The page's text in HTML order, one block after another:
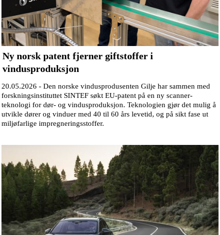
Ny norsk patent fjerner giftstoffer i
vindusproduksjon
20.05.2026 - Den norske vindusprodusenten Gilje har sammen med
forskningsinstituttet SINTEF søkt EU-patent på en ny scanner-
teknologi for dør- og vindusproduksjon. Teknologien gjør det mulig å
utvikle dører og vinduer med 40 til 60 års levetid, og på sikt fase ut
miljøfarlige impregneringsstoffer.